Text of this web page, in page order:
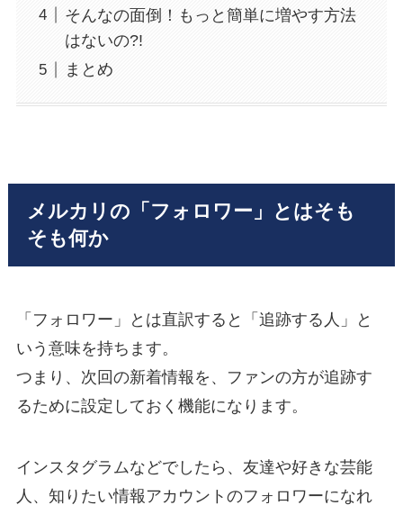
そんなの面倒！もっと簡単に増やす方法
はないの?!
まとめ
メルカリの「フォロワー」とはそも
そも何か
「フォロワー」とは直訳すると「追跡する人」と
いう意味を持ちます。
つまり、次回の新着情報を、ファンの方が追跡す
るために設定しておく機能になります。
インスタグラムなどでしたら、友達や好きな芸能
人、知りたい情報アカウントのフォロワーになれ